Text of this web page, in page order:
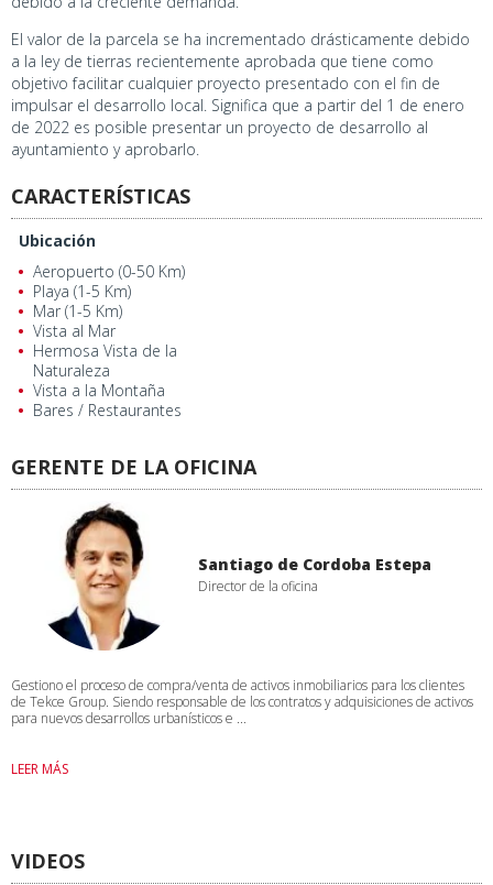
El valor de la parcela se ha incrementado drásticamente debido
a la ley de tierras recientemente aprobada que tiene como
objetivo facilitar cualquier proyecto presentado con el fin de
impulsar el desarrollo local. Significa que a partir del 1 de enero
de 2022 es posible presentar un proyecto de desarrollo al
ayuntamiento y aprobarlo.
CARACTERÍSTICAS
Ubicación
Aeropuerto (0-50 Km)
Playa (1-5 Km)
Mar (1-5 Km)
Vista al Mar
Hermosa Vista de la
Naturaleza
Vista a la Montaña
Bares / Restaurantes
GERENTE DE LA OFICINA
Santiago de Cordoba Estepa
Director de la oficina
Gestiono el proceso de compra/venta de activos inmobiliarios para los clientes
de Tekce Group. Siendo responsable de los contratos y adquisiciones de activos
para nuevos desarrollos urbanísticos e ...
LEER MÁS
VIDEOS